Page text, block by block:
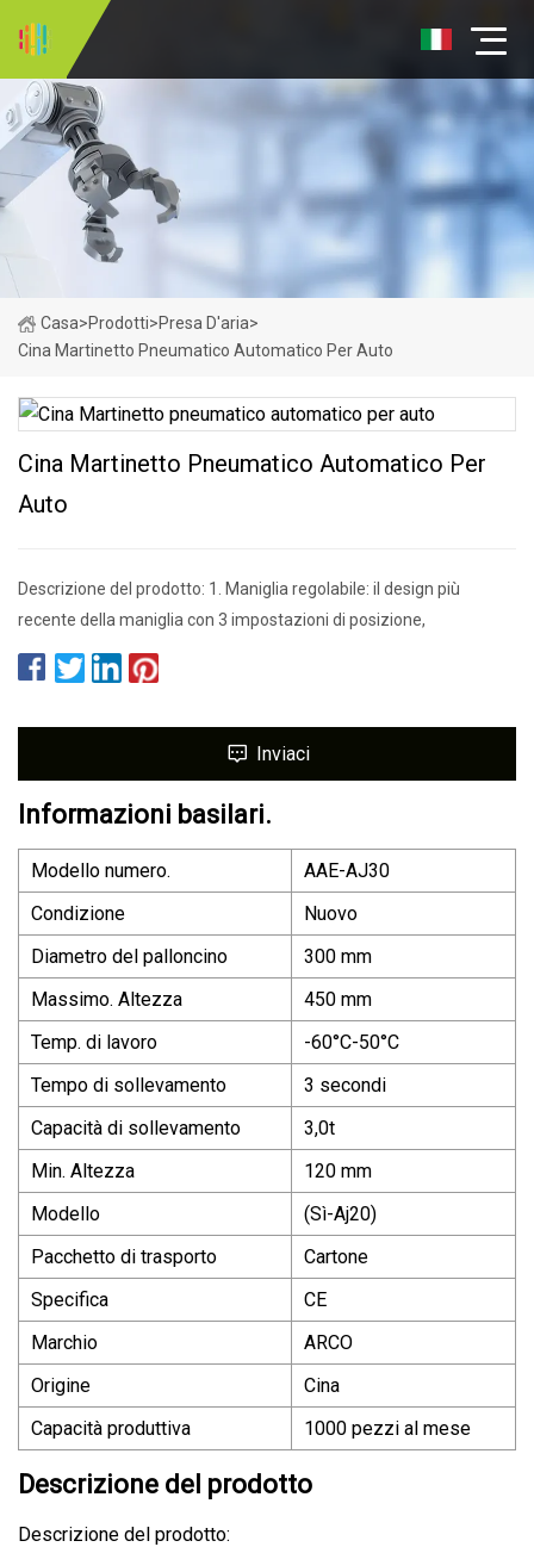
Casa>Prodotti>Presa D'aria>
Cina Martinetto Pneumatico Automatico Per Auto
Cina Martinetto Pneumatico Automatico Per
Auto
Descrizione del prodotto: 1. Maniglia regolabile: il design più
recente della maniglia con 3 impostazioni di posizione,
Inviaci
Informazioni basilari.
Modello numero.
AAE-AJ30
Condizione
Nuovo
Diametro del palloncino
300 mm
Massimo. Altezza
450 mm
Temp. di lavoro
-60°C-50°C
Tempo di sollevamento
3 secondi
Capacità di sollevamento
3,0t
Min. Altezza
120 mm
Modello
(Sì-Aj20)
Pacchetto di trasporto
Cartone
Specifica
CE
Marchio
ARCO
Origine
Cina
Capacità produttiva
1000 pezzi al mese
Descrizione del prodotto
Descrizione del prodotto: